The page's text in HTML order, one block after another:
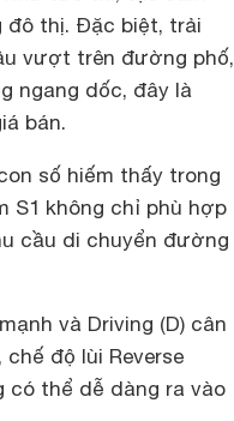
đô thị. Đặc biệt, trải
vượt trên đường phố,
ngang dốc, đây là
bán.
số hiếm thấy trong
S1 không chỉ phù hợp
cầu di chuyển đường
và Driving (D) cân
độ lùi Reverse
có thể dễ dàng ra vào